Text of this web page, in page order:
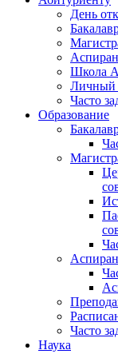
День
Школа
Личный
Часто
Образование
Часто
Наука